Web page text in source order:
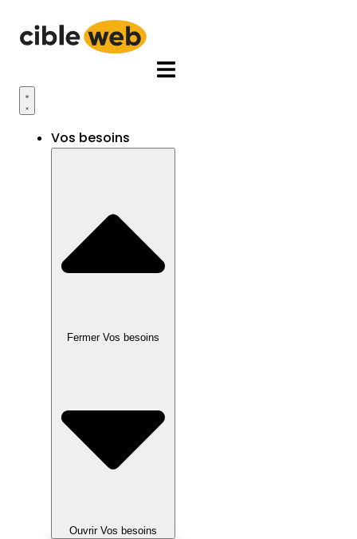
contenu
Vos besoins
Fermer Vos besoins
Ouvrir Vos besoins